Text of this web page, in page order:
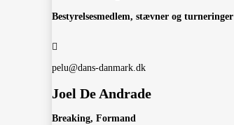
Bestyrelsesmedlem, stævner og turneringer
pelu@dans-danmark.dk
Joel De Andrade
Breaking, Formand